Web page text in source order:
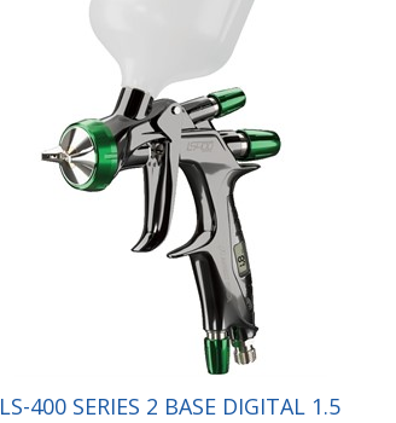
LS-400 SERIES 2 BASE DIGITAL 1.5